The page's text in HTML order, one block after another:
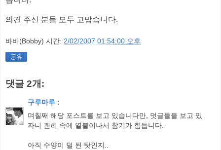
의견 주신 분들 모두 고맙습니다.
바비(Bobby) 시간: 2/02/2007 01:54:00 오후
공유
댓글 2개:
구루마루 :
며칠째 해당 포스트를 보고 있습니다만, 덧글들을 보고 있
자니 괜히 속에 열불이나서 참기가 힘듭니다.
아직 수양이 덜 된 탓인지..